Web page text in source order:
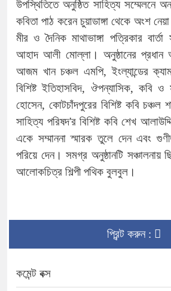
উপস্থিতিতে অনুষ্ঠিত সাহিত্য সম্মেলনে
কবিতা পাঠ করেন চুয়াডাঙ্গা থেকে অংশ
মীর ও দৈনিক মাথাভাঙ্গা পত্রিকার
আহাদ আলী মোল্লা। অনুষ্ঠানের প্রধান
আজম খান চঞ্চল এমপি, ইংল্যান্ডের
বিশিষ্ট ইতিহাসবিদ, ঔপন্যাসিক, কবি ও
হোসেন, কোটচাঁদপুরের বিশিষ্ট কবি চঞ্চল
সাহিত্য পরিষদ'র বিশিষ্ট কবি শেখ
একে সম্মাননা স্মারক তুলে দেন এবং
পরিয়ে দেন। সমগ্র অনুষ্ঠানটি সঞ্চালনায়
আলোকচিত্র শিল্পী পথিক বুলবুল।
প্রিন্ট করুন :
কমেন্ট বক্স